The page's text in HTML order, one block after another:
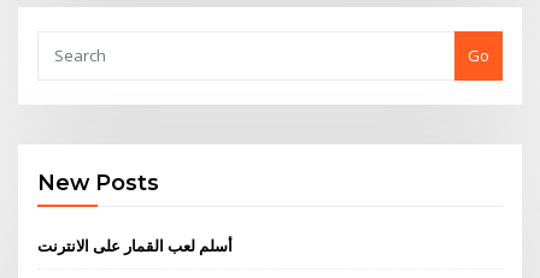
Go
New Posts
أسلم لعب القمار على الانترنت